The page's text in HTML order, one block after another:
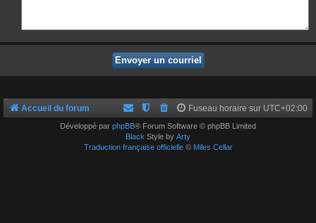
Accueil du forum Fuseau horaire sur UTC+02:00
Développé par phpBB® Forum Software © phpBB Limited
Black Style by Arty
Traduction française officielle© Miles Cellar